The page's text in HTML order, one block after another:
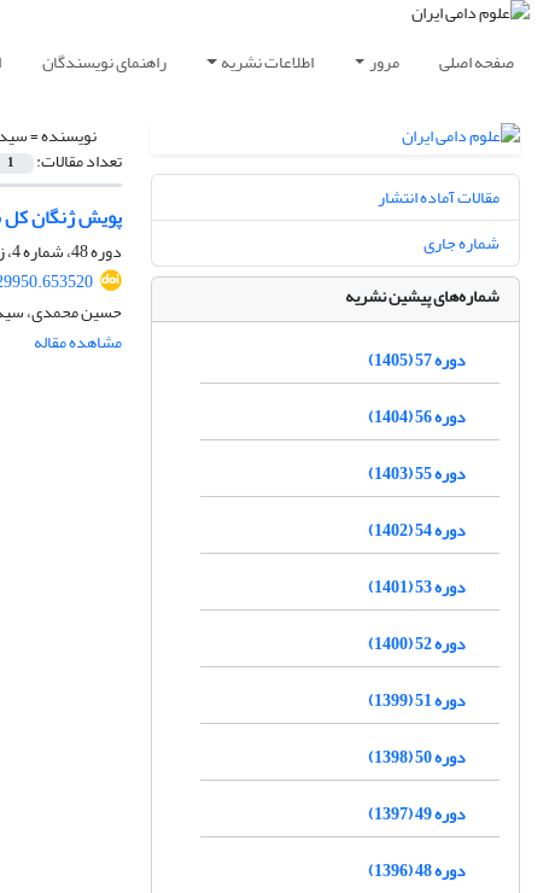
صفحه اصلی مرور اطلاعات نشریه راهنمای نویسندگان
نویسنده =
تعداد مقالات: 1
پویش ژنگان کل
دوره 48، شماره 4، زمستان 1396، صفحه
حسین محمدی،
مشاهده مقاله
مقالات آماده انتشار
شماره جاری
شماره‌های پیشین نشریه
دوره 57 (1405)
دوره 56 (1404)
دوره 55 (1403)
دوره 54 (1402)
دوره 53 (1401)
دوره 52 (1400)
دوره 51 (1399)
دوره 50 (1398)
دوره 49 (1397)
دوره 48 (1396)